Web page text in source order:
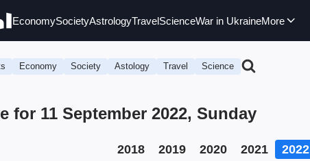
EconomySocietyAstrologyTravelScienceWar in UkraineMore
Economy Society Astology Travel Science
for 11 September 2022, Sunday
2018 2019 2020 2021 2022